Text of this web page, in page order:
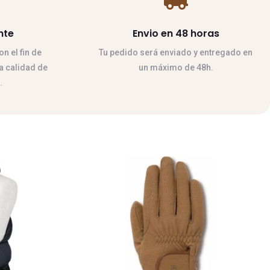
el fin de
calidad de
Envio en 48 horas
Tu pedido será enviado y entregado en
un máximo de 48h.